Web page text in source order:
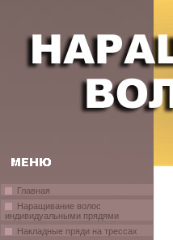
Главная
Наращивание волос
индивидуальными прядями
Накладные пряди на трессах